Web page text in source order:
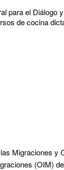
para el Diálogo
de cocina
Migraciones y
(OIM)